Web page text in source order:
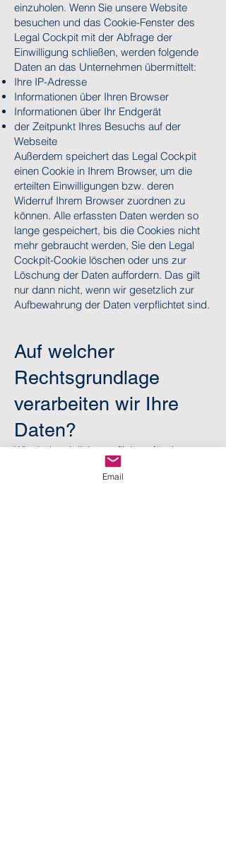
einzuholen. Wenn Sie unsere Website
besuchen und das Cookie-Fenster des
Legal Cockpit mit der Abfrage der
Einwilligung schließen, werden folgende
Daten an das Unternehmen übermittelt:
Ihre IP-Adresse
Informationen über Ihren Browser
Informationen über Ihr Endgerät
der Zeitpunkt Ihres Besuchs auf der
Webseite
Außerdem speichert das Legal Cockpit
einen Cookie in Ihrem Browser, um die
erteilten Einwilligungen bzw. deren
Widerruf Ihrem Browser zuordnen zu
können. Alle erfassten Daten werden so
lange gespeichert, bis die Cookies nicht
mehr gebraucht werden, Sie den Legal
Cockpit-Cookie löschen oder uns zur
Löschung der Daten auffordern. Das gilt
nur dann nicht, wenn wir gesetzlich zur
Aufbewahrung der Daten verpflichtet sind.
Auf welcher
Rechtsgrundlage
verarbeiten wir Ihre
Daten?
Wir sind rechtlich verpflichtet, für den
Einsatz bestimmter Cookies die
Einwilligung unserer Webseitenbesucher
Email